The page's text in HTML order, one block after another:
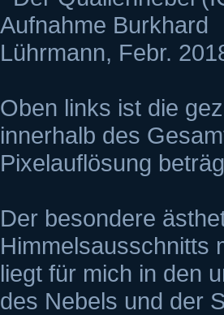
Oben links ist die
innerhalb des
Pixelauflösung
Der besondere
Himmelsausschnitts
liegt für mich in den
des Nebels und der